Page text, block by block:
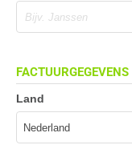
FACTUURGEGEVENS
Land